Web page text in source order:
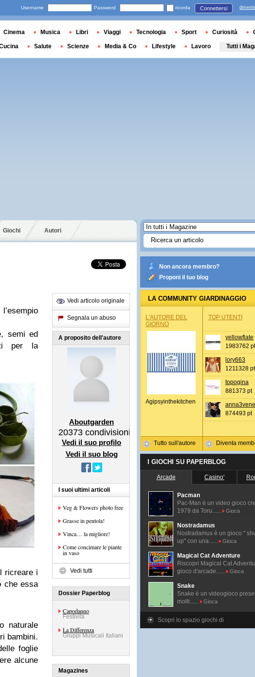
Giochi Autori
semi ed
per la
ricreare i
che essa
naturale
bambini.
foglie
alcune
Vedi articolo originale
Segnala un abuso
A proposito dell'autore
Aboutgarden
20373 condivisioni
Vedi il suo profilo
Vedi il suo blog
I suoi ultimi articoli
Veg & Flowers photo free
Grasse in pentola!
Vinca… la migliore!
Come concimare le piante
in vaso
Vedi tutti
Dossier Paperblog
Capodanno
Festività
La Differenza
Gruppi Musicali Italiani
Magazines
Non ancora membro?
Proponi il tuo blog
LA COMMUNITY GIARDINAGGIO
L'AUTORE DEL
GIORNO
Agipsyinthekitchen
Tutto sull'autore
TOP UTENTI
yellowflate
1983762 pt
lory663
1211328 pt
topogina
881373 pt
874493 pt
Diventa
I GIOCHI SU PAPERBLOG
Arcade Casino'
Pacman
Pac-Man é un video gioco
1979 da Toru......
Gioca
Nostradamus
Nostradamus è un gioco "
up" con una......
Gioca
Magical Cat Adventure
Riscopri Magical Cat
gioco d'arcade......
Gioca
Snake
Snake è un videogioco
molti......
Gioca
Scopri lo spazio giochi di
Username Password ricorda Connettersi
Cinema Musica Libri Viaggi Tecnologia Sport Curiosità
Salute Scienze Media & Co Lifestyle Lavoro Tutti i